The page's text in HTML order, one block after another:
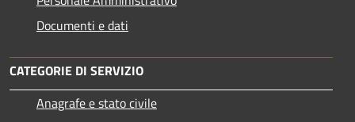
Documenti e dati
CATEGORIE DI SERVIZIO
Anagrafe e stato civile